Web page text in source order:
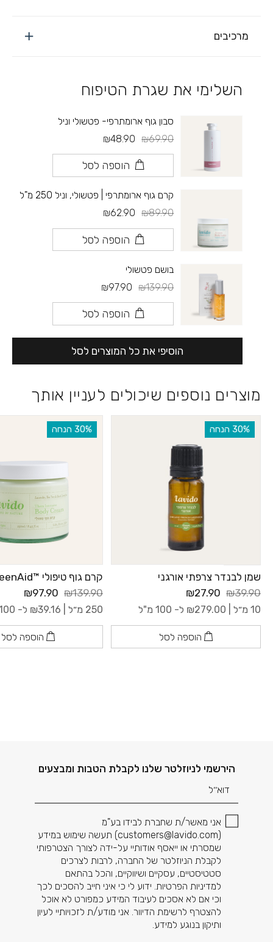
מרכיבים
השלימי את שגרת הטיפוח
סבון גוף ארומתרפי- פטשולי וניל
₪69.90
₪48.90
הוספה לסל
קרם גוף ארומתרפי | פטשולי, וניל 250 מ"ל
₪89.90
₪62.90
הוספה לסל
בושם פטשולי
₪139.90
₪97.90
הוספה לסל
הוסיפי את כל המוצרים לסל
מוצרים נוספים שיכולים לעניין אותך
‫30% הנחה
שמן לבנדר צרפתי אורגני
₪39.90
₪27.90
10 מ״ל | ₪279.00 ל- 100 מ"ל
הוספה לסל
‫30% הנחה
קרם גוף טיפולי ™GreenAid
₪139.90
₪97.90
250 מ״ל | ₪39.16 ל- 100 מ"ל
הוספה לסל
הירשמי לניוזלטר שלנו לקבלת הטבות ומבצעים
דוא׳׳ל
אני מאשר/ת שחברת לבידו בע"מ
(
customers@lavido.com) תעשה שימוש במידע
שמסרתי או ייאסף אודותיי על-ידה לצורך הצטרפותי
לקבלת הניוזלטר של החברה, לרבות לצרכים
סטטיסטיים, עסקיים ושיווקיים, והכל בהתאם
למדיניות הפרטיות. ידוע לי כי איני חייב להסכים לכך
וכי אם לא אסכים לעיבוד המידע כמפורט לא אוכל
להצטרף לרשימת הדיוור. אני מודע/ת לזכויותיי לעיון
ותיקון בנוגע למידע.